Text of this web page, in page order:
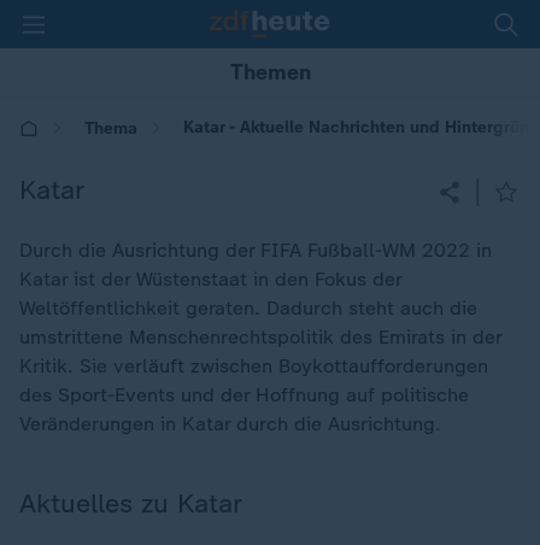
Themen
Thema Katar - Aktuelle Nachrichten und
Katar
Durch die Ausrichtung der FIFA Fußball-WM 2022 in
Katar ist der Wüstenstaat in den Fokus der
Weltöffentlichkeit geraten. Dadurch steht auch die
umstrittene Menschenrechtspolitik des Emirats in der
Kritik. Sie verläuft zwischen Boykottaufforderungen
des Sport-Events und der Hoffnung auf politische
Veränderungen in Katar durch die Ausrichtung.
Aktuelles zu Katar